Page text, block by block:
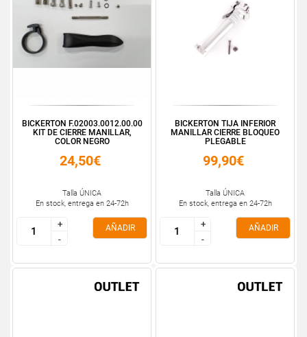
BICKERTON F.02003.0012.00.00
KIT DE CIERRE MANILLAR,
COLOR NEGRO
24,50€
Talla ÚNICA
En stock, entrega en 24-72h
+
-
+
-
AÑADIR
BICKERTON TIJA INFERIOR
MANILLAR CIERRE BLOQUEO
PLEGABLE
99,90€
Talla ÚNICA
En stock, entrega en 24-72h
+
-
+
-
AÑADIR